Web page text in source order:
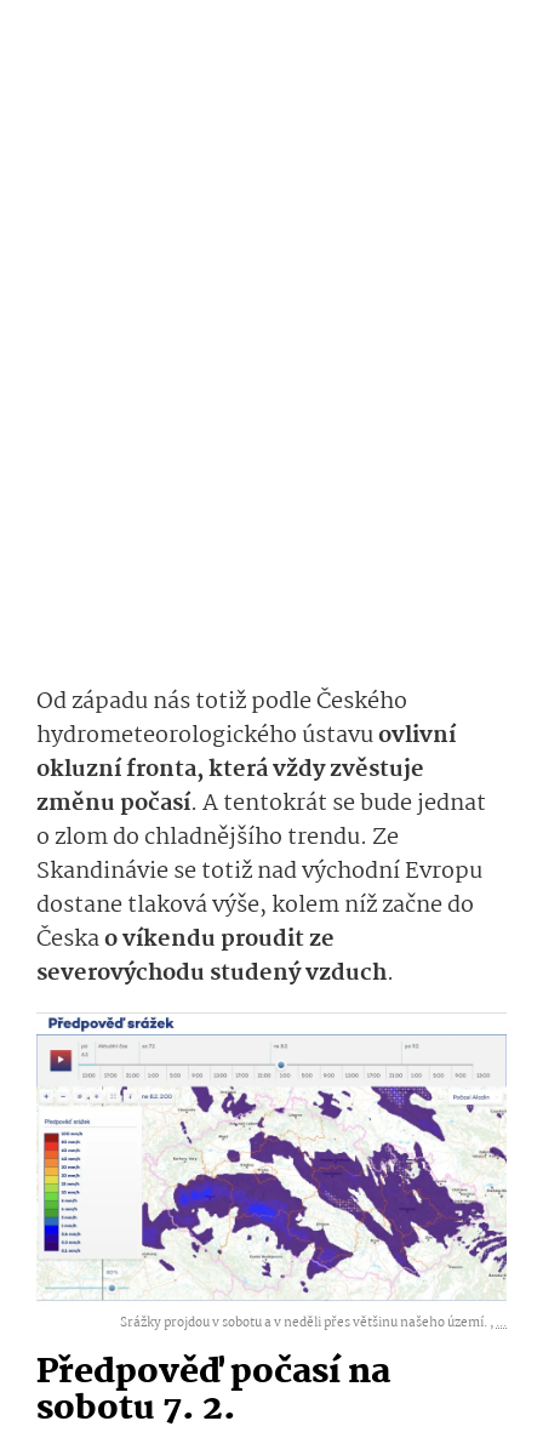
Od západunás totižpodle Českého
hydrometeorolo­gického ústavuovlivní
okluzní fronta, kterávždyzvěs­tuje
změnu počasí. A ten­tokrát se bude jednat
o zlom do chladnějšího trendu. Ze
Skandinávie se totiž nad východní Evropu
dostane tlaková výše, kolem níž začne do
Českao víkenduprou­ditze
severovýchodu studenývzduch­.
Srážky projdou v sobotu a v neděli přes většinu našeho území. ,...
Předpověď počasí na
sobotu7. 2.